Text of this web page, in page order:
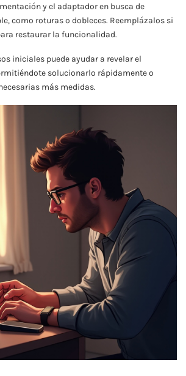
y el adaptador en busca de
como roturas o dobleces. Reemplázalos si
restaurar la funcionalidad.
iniciales puede ayudar a revelar el
solucionarlo rápidamente o
más medidas.